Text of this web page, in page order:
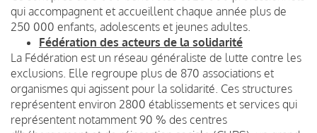
qui accompagnent et accueillent chaque année plus de
250 000 enfants, adolescents et jeunes adultes.
Fédération des acteurs de la solidarité
La Fédération est un réseau généraliste de lutte contre les
exclusions. Elle regroupe plus de 870 associations et
organismes qui agissent pour la solidarité. Ces structures
représentent environ 2800 établissements et services qui
représentent notamment 90 % des centres